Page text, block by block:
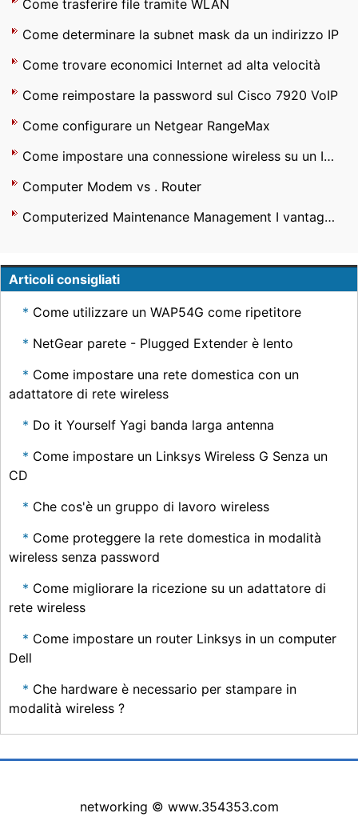
Come trasferire file tramite WLAN
Come determinare la subnet mask da un indirizzo IP
Come trovare economici Internet ad alta velocità
Come reimpostare la password sul Cisco 7920 VoIP
Come configurare un Netgear RangeMax
Come impostare una connessione wireless su un IBM ThinkPad A22m
Computer Modem vs . Router
Computerized Maintenance Management I vantaggi di sistema
Articoli consigliati
Come utilizzare un WAP54G come ripetitore
NetGear parete - Plugged Extender è lento
Come impostare una rete domestica con un
adattatore di rete wireless
Do it Yourself Yagi banda larga antenna
Come impostare un Linksys Wireless G Senza un
CD
Che cos'è un gruppo di lavoro wireless
Come proteggere la rete domestica in modalità
wireless senza password
Come migliorare la ricezione su un adattatore di
rete wireless
Come impostare un router Linksys in un computer
Dell
Che hardware è necessario per stampare in
modalità wireless ?
networking © www.354353.com